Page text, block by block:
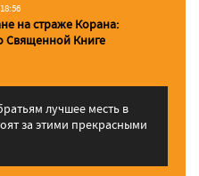
на страже Корана:
Священной Книге
лучшее месть в
за этими прекрасными